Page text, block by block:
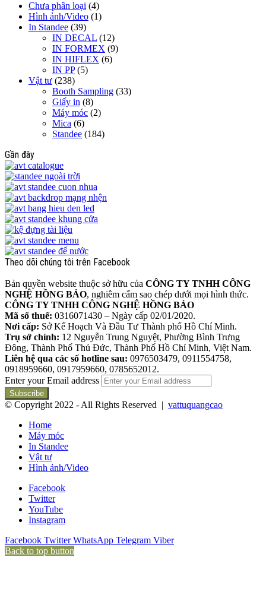
Chưa phân loại (4)
Hình ảnh/Video (1)
In Standee (39)
IN DECAL (12)
IN FORMEX (9)
IN HIFLEX (6)
IN PP(5)
Vật tư (238)
Booth Sampling (33)
Giấy in (8)
Máy móc (2)
Mica (6)
Standee (184)
Gần đây
Theo dõi chúng tôi trên Facebook
Bản quyền website thuộc sở hữu của CÔNG TY TNHH CÔNG
NGHỆ HỒNG BẢO, nghiêm cấm sao chép dưới mọi hình thức.
CÔNG TY TNHH CÔNG NGHỆ HỒNG BẢO
Mã số thuế: 0316071430 – Ngày cấp 02/01/2020.
Nơi cấp: Sở Kế Hoạch Và Đầu Tư Thành phố Hồ Chí Minh.
Trụ sở chính: 12 Nguyễn Trung Nguyệt, Phường Bình Trưng
Đông, Thành Phố Thủ Đức, Thành Phố Hồ Chí Minh, Việt Nam.
Liên hệ qua các số hotline sau: 0976503479, 0911554758,
0918959660, 0917959660, 0785652012.
Enter your Email address
© Copyright 2022 - All Rights Reserved | vattuquangcao
Home
Máy móc
In Standee
Vật tư
Hình ảnh/Video
Facebook
Twitter
YouTube
Instagram
Facebook Twitter WhatsApp Telegram Viber
Back to top button